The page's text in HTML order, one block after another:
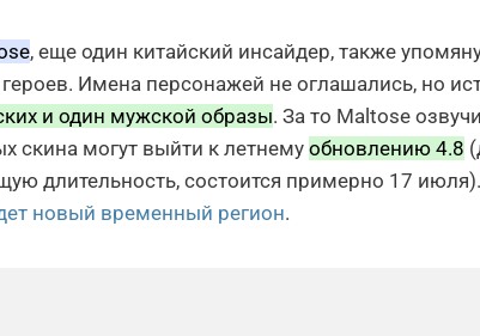
, еще один китайский инсайдер, также
героев. Имена персонажей не оглашались, но
и один мужской образы. За то Maltose
скина могут выйти к летнему обновлению 4.8
длительность, состоится примерно 17
новый временный регион.